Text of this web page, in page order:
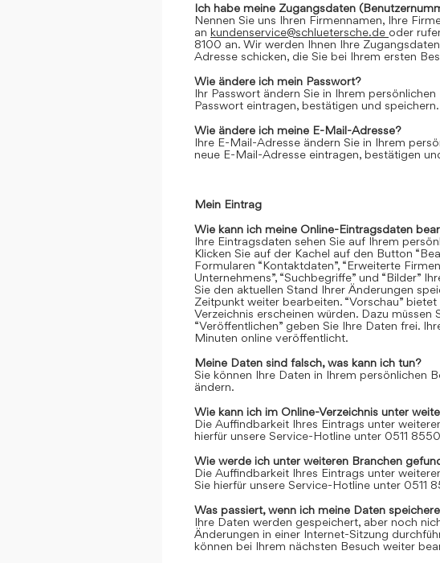
Ich habe meine Zugangsdaten
Nennen Sie uns Ihren Firmennamen, Ihre
an kundenservice@schluetersche.de oder
8100 an. Wir werden Ihnen Ihre
Adresse schicken, die Sie bei Ihrem ersten
Wie ändere ich mein Passwort?
Ihr Passwort ändern Sie in Ihrem
Passwort eintragen, bestätigen und speichern.
Wie ändere ich meine E-Mail-Adresse?
Ihre E-Mail-Adresse ändern Sie in Ihrem
neue E-Mail-Adresse eintragen, bestätigen
Mein Eintrag
Wie kann ich meine Online-Eintragsdaten
Ihre Eintragsdaten sehen Sie auf Ihrem
Klicken Sie auf der Kachel auf den Button
Formularen “Kontaktdaten”, “Erweiterte
Unternehmens”, “Suchbegriffe” und “Bilder”
Sie den aktuellen Stand Ihrer Änderungen
Zeitpunkt weiter bearbeiten. “Vorschau”
Verzeichnis erscheinen würden. Dazu
“Veröffentlichen” geben Sie Ihre Daten frei.
Minuten online veröffentlicht.
Meine Daten sind falsch, was kann ich tun?
Sie können Ihre Daten in Ihrem persönlichen
ändern.
Wie kann ich im Online-Verzeichnis unter
Die Auffindbarkeit Ihres Eintrags unter
hierfür unsere Service-Hotline unter 0511
Wie werde ich unter weiteren Branchen
Die Auffindbarkeit Ihres Eintrags unter
Sie hierfür unsere Service-Hotline unter 0511
Was passiert, wenn ich meine Daten
Ihre Daten werden gespeichert, aber noch
Änderungen in einer Internet-Sitzung
können bei Ihrem nächsten Besuch weiter